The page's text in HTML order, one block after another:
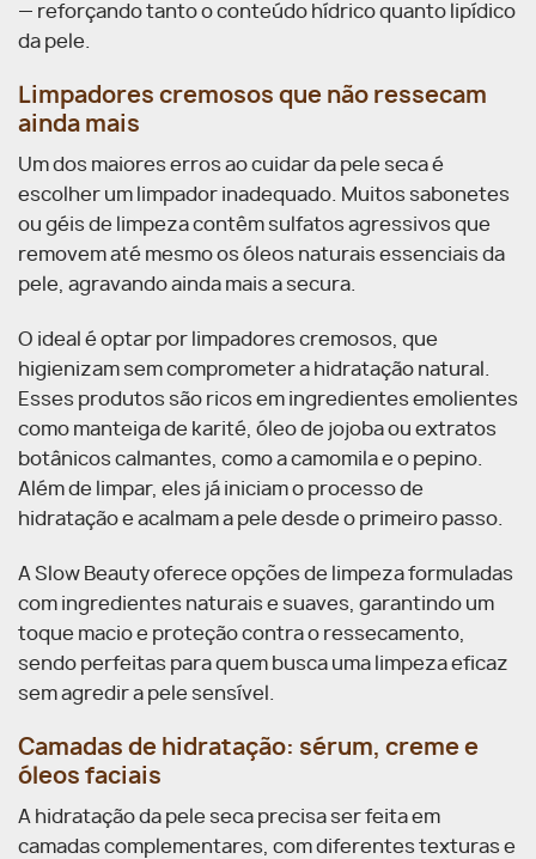
— reforçando tanto o conteúdo hídrico quanto lipídico
da pele.
Limpadores cremosos que não ressecam
ainda mais
Um dos maiores erros ao cuidar da pele seca é
escolher um limpador inadequado. Muitos sabonetes
ou géis de limpeza contêm sulfatos agressivos que
removem até mesmo os óleos naturais essenciais da
pele, agravando ainda mais a secura.
O ideal é optar por limpadores cremosos, que
higienizam sem comprometer a hidratação natural.
Esses produtos são ricos em ingredientes emolientes
como manteiga de karité, óleo de jojoba ou extratos
botânicos calmantes, como a camomila e o pepino.
Além de limpar, eles já iniciam o processo de
hidratação e acalmam a pele desde o primeiro passo.
A Slow Beauty oferece opções de limpeza formuladas
com ingredientes naturais e suaves, garantindo um
toque macio e proteção contra o ressecamento,
sendo perfeitas para quem busca uma limpeza eficaz
sem agredir a pele sensível.
Camadas de hidratação: sérum, creme e
óleos faciais
A hidratação da pele seca precisa ser feita em
camadas complementares, com diferentes texturas e